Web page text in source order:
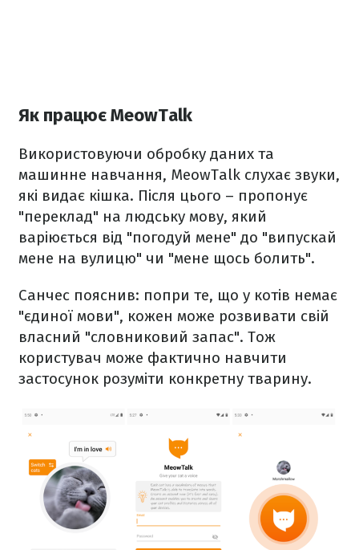
Як працює MeowTalk
Використовуючи обробку даних та
машинне навчання, MeowTalk слухає звуки,
які видає кішка. Після цього – пропонує
"переклад" на людську мову, який
варіюється від "погодуй мене" до "випускай
мене на вулицю" чи "мене щось болить".
Санчес пояснив: попри те, що у котів немає
"єдиної мови", кожен може розвивати свій
власний "словниковий запас". Тож
користувач може фактично навчити
застосунок розуміти конкретну тварину.